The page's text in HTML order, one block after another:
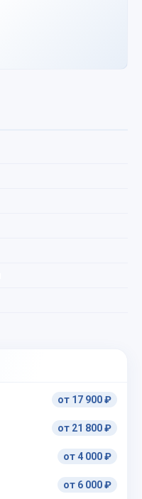
от 17 900 ₽
от 21 800 ₽
от 4 000 ₽
от 6 000 ₽